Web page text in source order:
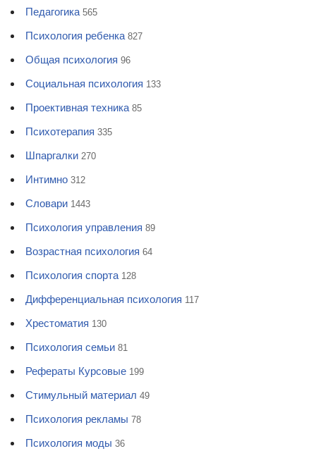
Педагогика 565
Психология ребенка 827
Общая психология 96
Социальная психология 133
Проективная техника 85
Психотерапия 335
Шпаргалки 270
Интимно 312
Словари 1443
Психология управления 89
Возрастная психология 64
Психология спорта 128
Дифференциальная психология 117
Хрестоматия 130
Психология семьи 81
Рефераты Курсовые 199
Стимульный материал 49
Психология рекламы 78
Психология моды 36